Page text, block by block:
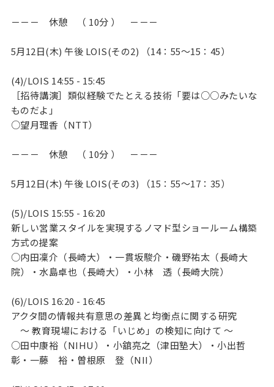
－－－ 休憩 （ 10分 ） －－－
5月12日(木) 午後 LOIS(その2) （14：55～15：45）
(4)/LOIS 14:55 - 15:45
［招待講演］類似経験でたとえる技術「要は○○みたいな
ものだよ」
○望月理香（NTT）
－－－ 休憩 （ 10分 ） －－－
5月12日(木) 午後 LOIS(その3) （15：55～17：35）
(5)/LOIS 15:55 - 16:20
新しい営業スタイルを実現するノマド型ショールーム構築
方式の提案
○内田凜介（長崎大）・一貫坂駿介・磯野祐太（長崎大
院）・水島卓也（長崎大）・小林 透（長崎大院）
(6)/LOIS 16:20 - 16:45
アクタ間の情報共有意思の差異と均衡点に関する研究
～ 教育現場における「いじめ」の検知に向けて ～
○田中康裕（NIHU）・小舘亮之（津田塾大）・小出哲
彰・一藤 裕・曽根原 登（NII）